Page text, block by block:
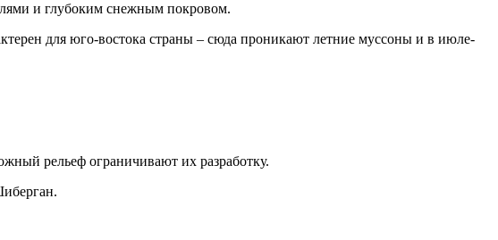
и глубоким снежным покровом.
для юго-востока страны – сюда проникают летние муссоны и в июле-
рельеф ограничивают их разработку.